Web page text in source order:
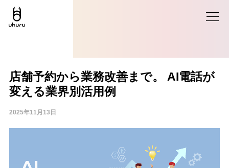
店舗予約から業務改善まで。 AI電話が
変える業界別活用例
2025年11月13日